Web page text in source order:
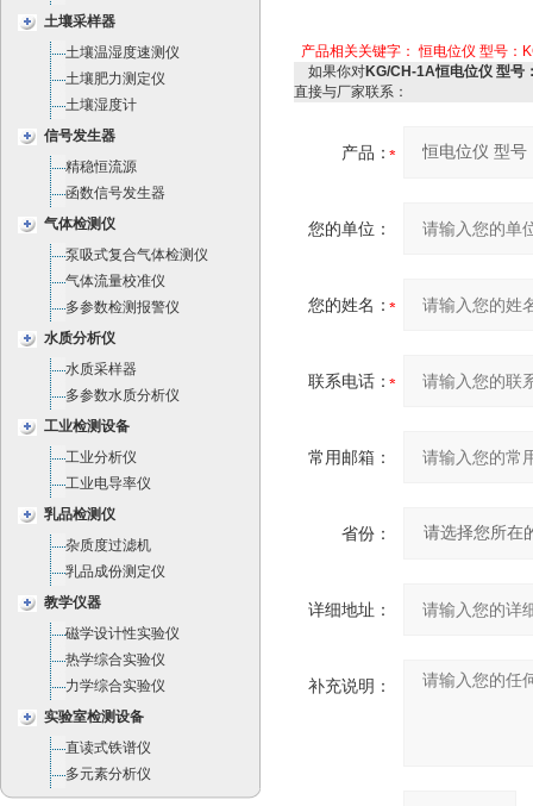
土壤采样器
土壤温湿度速测仪
土壤肥力测定仪
土壤湿度计
信号发生器
精稳恒流源
函数信号发生器
气体检测仪
泵吸式复合气体检测仪
气体流量校准仪
多参数检测报警仪
水质分析仪
水质采样器
多参数水质分析仪
工业检测设备
工业分析仪
工业电导率仪
乳品检测仪
杂质度过滤机
乳品成份测定仪
教学仪器
磁学设计性实验仪
热学综合实验仪
力学综合实验仪
实验室检测设备
直读式铁谱仪
多元素分析仪
产品相关关键字：恒电位仪 型号：
如果你对KG/CH-1A恒电位仪 型号
直接与厂家联系：
产品：
您的单位：
您的姓名：
联系电话：
常用邮箱：
省份：
详细地址：
补充说明：